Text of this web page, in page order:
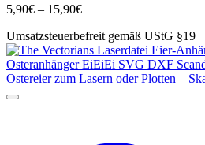
auf.
Optionen
können
auf
der
Produktseite
5,90€ – 15,90€Preisspanne:
bis
15,90€
Umsatzsteuerbefreit gemäß UStG §19